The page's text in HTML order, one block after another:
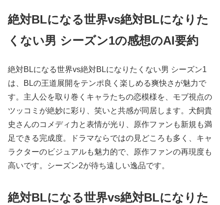
絶対BLになる世界vs絶対BLになりた
くない男 シーズン1の感想のAI要約
絶対BLになる世界vs絶対BLになりたくない男 シーズン1
は、BLの王道展開をテンポ良く楽しめる爽快さが魅力で
す。主人公を取り巻くキャラたちの恋模様を、モブ視点の
ツッコミが絶妙に彩り、笑いと共感が同居します。犬飼貴
史さんのコメディ力と表情が光り、原作ファンも新規も満
足できる完成度。ドラマならではの見どころも多く、キャ
ラクターのビジュアルも魅力的で、原作ファンの再現度も
高いです。シーズン2が待ち遠しい逸品です。
絶対BLになる世界vs絶対BLになりた